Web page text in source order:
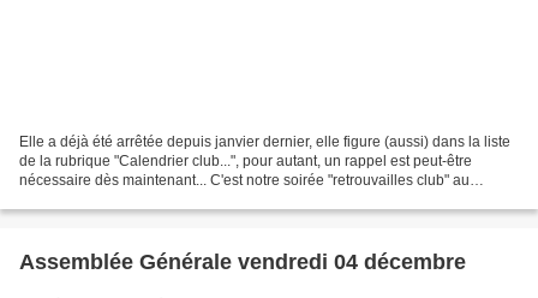
Elle a déjà été arrêtée depuis janvier dernier, elle figure (aussi) dans la liste
de la rubrique "Calendrier club...", pour autant, un rappel est peut-être
nécessaire dès maintenant... C'est notre soirée "retrouvailles club" au
Assemblée Générale vendredi 04 décembre